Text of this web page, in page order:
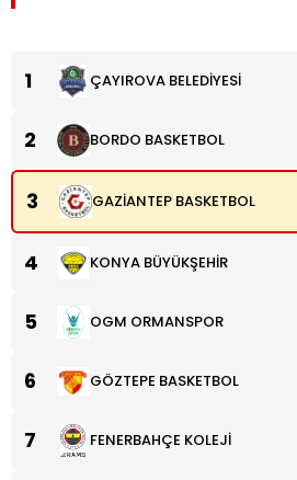
1 ÇAYIROVA BELEDİYESİ
2 BORDO BASKETBOL
3 GAZİANTEP BASKETBOL
4 KONYA BÜYÜKŞEHİR
5 OGM ORMANSPOR
6 GÖZTEPE BASKETBOL
7 FENERBAHÇE KOLEJİ